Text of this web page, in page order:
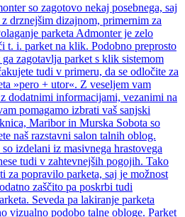
so zagotovo nekaj posebnega, saj
drznejšim dizajnom, primernim za
parketa Admonter je zelo
t. i. parket na klik. Podobno preprosto
zagotavlja parket s klik sistemom
tudi v primeru, da se odločite za
»pero + utor«. Z veseljem vam
dodatnimi informacijami, vezanimi na
pomagamo izbrati vaš sanjski
Maribor in Murska Sobota so
naš razstavni salon talnih oblog.
izdelani iz masivnega hrastovega
tudi v zahtevnejših pogojih. Tako
za popravilo parketa, saj je možnost
zaščito pa poskrbi tudi
Seveda pa lakiranje parketa
vizualno podobo talne obloge. Parket